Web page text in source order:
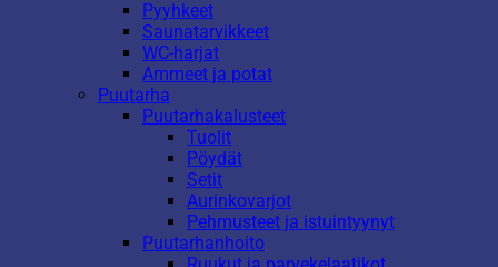
Pyyhkeet
Saunatarvikkeet
WC-harjat
Ammeet ja potat
Puutarha
Puutarhakalusteet
Tuolit
Pöydät
Setit
Aurinkovarjot
Pehmusteet ja istuintyynyt
Puutarhanhoito